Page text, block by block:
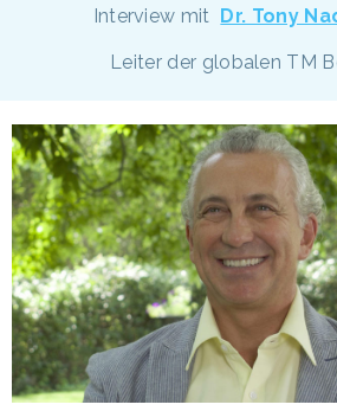
Interview mit Dr. Tony
Leiter der globalen TM